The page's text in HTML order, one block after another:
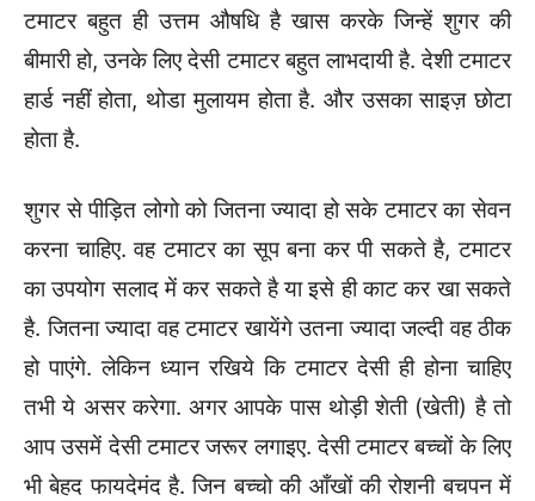
टमाटर बहुत ही उत्तम औषधि है खास करके जिन्हें शुगर की
बीमारी हो, उनके लिए देसी टमाटर बहुत लाभदायी है. देशी टमाटर
हार्ड नहीं होता, थोडा मुलायम होता है. और उसका साइज़ छोटा
होता है.
शुगर से पीड़ित लोगो को जितना ज्यादा हो सके टमाटर का सेवन
करना चाहिए. वह टमाटर का सूप बना कर पी सकते है, टमाटर
का उपयोग सलाद में कर सकते है या इसे ही काट कर खा सकते
है. जितना ज्यादा वह टमाटर खायेंगे उतना ज्यादा जल्दी वह ठीक
हो पाएंगे. लेकिन ध्यान रखिये कि टमाटर देसी ही होना चाहिए
तभी ये असर करेगा. अगर आपके पास थोड़ी शेती (खेती) है तो
आप उसमें देसी टमाटर जरूर लगाइए. देसी टमाटर बच्चों के लिए
भी बेहद फायदेमंद है. जिन बच्चो की आँखों की रोशनी बचपन में